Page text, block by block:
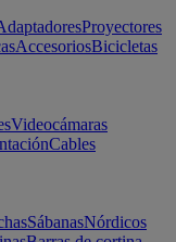
Proyectores
AccesoriosBicicletas
Videocámaras
Cables
SábanasNórdicos